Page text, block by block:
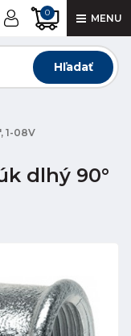
0 MENU
Hľadať
1-08V
dlhý 90°